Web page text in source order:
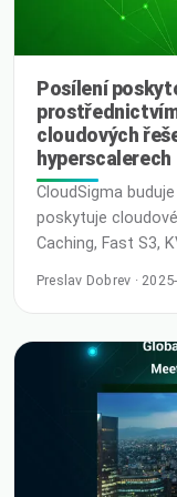
Posílení
cloudových
hyperscalerech
CloudSigma
poskytuje
Caching, Fast S3,
Applications a
navržené pro
jednovláknovým,
Preslav Dobrev ·